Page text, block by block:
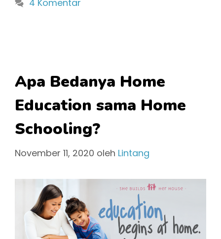
4 Komentar
Apa Bedanya Home
Education sama Home
Schooling?
November 11, 2020 oleh Lintang